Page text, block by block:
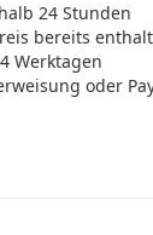
24 Stunden
bereits
Werktagen
oder